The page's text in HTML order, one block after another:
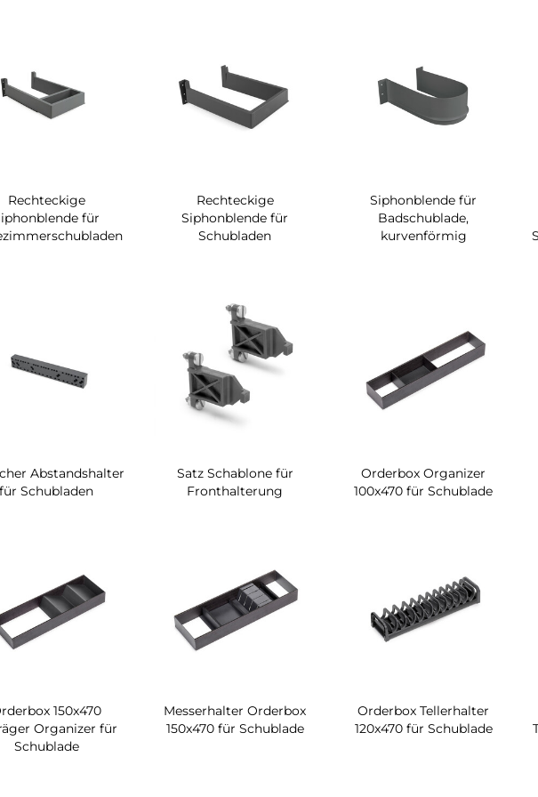
Rechteckige
für
Rechteckige
Siphonblende für
Schubladen
Siphonblende für
Badschublade,
kurvenförmig
Abstandshalter
für Schubladen
Satz Schablone für
Fronthalterung
Orderbox Organizer
100x470 für Schublade
150x470
Organizer für
Schublade
Messerhalter Orderbox
150x470 für Schublade
Orderbox Tellerhalter
120x470 für Schublade